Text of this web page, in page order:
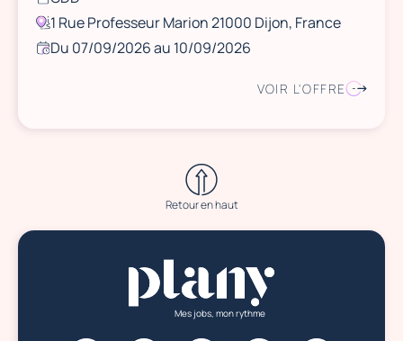
1 Rue Professeur Marion 21000 Dijon, France
Du 07/09/2026 au 10/09/2026
VOIR L'OFFRE
Retour en haut
Mes jobs, mon rythme